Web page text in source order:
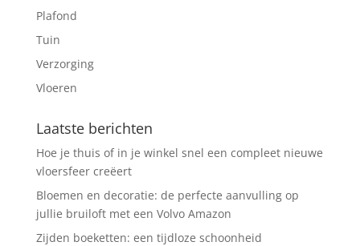
Plafond
Tuin
Verzorging
Vloeren
Laatste berichten
Hoe je thuis of in je winkel snel een compleet nieuwe
vloersfeer creëert
Bloemen en decoratie: de perfecte aanvulling op
jullie bruiloft met een Volvo Amazon
Zijden boeketten: een tijdloze schoonheid